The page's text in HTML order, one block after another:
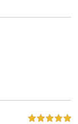
5,0 étoiles sur 5